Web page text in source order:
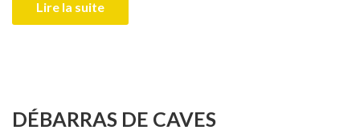
Lire la suite
DÉBARRAS DE CAVES